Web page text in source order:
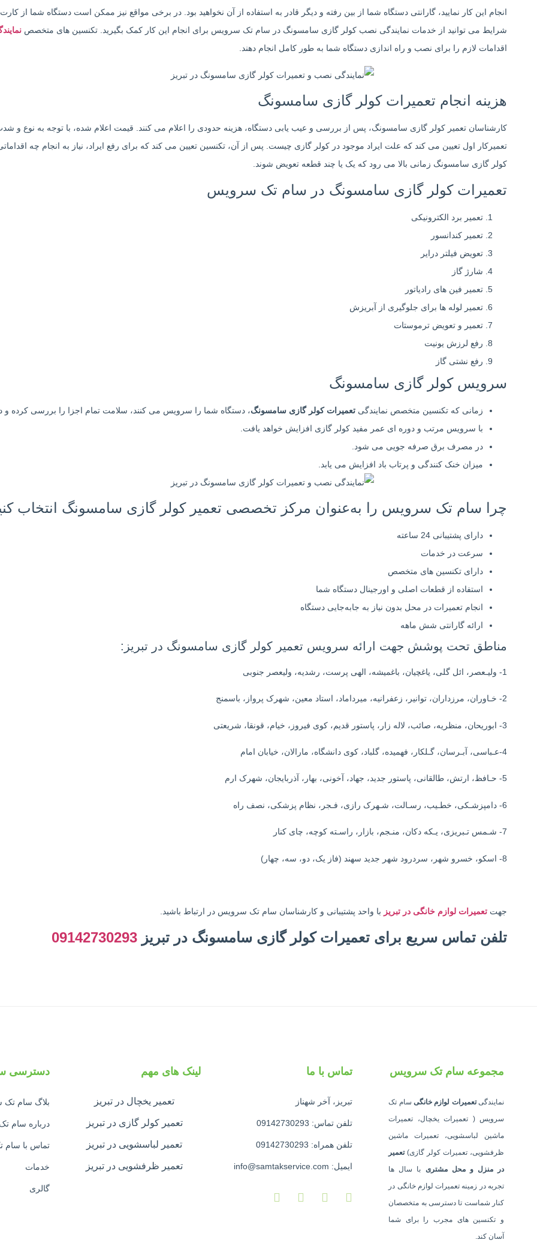
انجام این کار نمایید، گارانتی دستگاه شما از بین رفته و دیگر قادر به استفاده از آن نخواهید بود. در برخی مواقع نیز ممکن است دستگاه شما از کارت
شرایط می توانید از خدمات نمایندگی نصب کولر گازی سامسونگ در سام تک سرویس برای انجام این کار کمک بگیرید. تکنسین های متخصص
اقدامات لازم را برای نصب و راه اندازی دستگاه شما به طور کامل انجام دهند.
هزینه انجام تعمیرات کولر گازی سامسونگ
کارشناسان تعمیر کولر گازی سامسونگ، پس از بررسی و عیب یابی دستگاه، هزینه حدودی را اعلام می کنند. قیمت اعلام شده، با توجه به نوع
تعمیرکار اول تعیین می کند که علت ایراد موجود در کولر گازی چیست. پس از آن، تکنسین تعیین می کند که برای رفع ایراد، نیاز به انجام چه
کولر گازی سامسونگ زمانی بالا می رود که یک یا چند قطعه تعویض شوند.
تعمیرات کولر گازی سامسونگ در سام تک سرویس
تعمیر برد الکترونیکی
تعمیر کندانسور
تعویض فیلتر درایر
شارژ گاز
تعمیر فین های رادیاتور
تعمیر لوله ها برای جلوگیری از آبریزش
تعمیر و تعویض ترموستات
رفع لرزش یونیت
رفع نشتی گاز
سرویس کولر گازی سامسونگ
زمانی که تکنسین متخصص نمایندگی تعمیرات کولر گازی سامسونگ، دستگاه شما را سرویس می کنند، سلامت تمام اجزا را بررسی کرده و در
با سرویس مرتب و دوره ای عمر مفید کولر گازی افزایش خواهد یافت.
در مصرف برق صرفه جویی می شود.
میزان خنک کنندگی و پرتاب باد افزایش می یابد.
چرا سام تک سرویس را به‌عنوان مرکز تخصصی تعمیر کولر گازی سامسونگ انتخاب
دارای پشتیبانی 24 ساعته
سرعت در خدمات
دارای تکنسین های متخصص
استفاده از قطعات اصلی و اورجینال دستگاه شما
انجام تعمیرات در محل بدون نیاز به جابه‌جایی دستگاه
ارائه گارانتی شش ماهه
مناطق تحت پوشش جهت ارائه سرویس تعمیر کولر گازی سامسونگ در تبریز:
1- ولیـعصر، ائل گلی، یاغچیان، باغمیشه، الهی پرست، رشدیه، ولیعصر جنوبی
2- خـاوران، مرزداران، توانیر، زعفرانیه، میرداماد، استاد معین، شهرک پرواز، باسمنج
3- ابوریحان، منظریه، صائب، لاله زار، پاستور قدیم، کوی فیروز، خیام، قونقا، شریعتی
4-عـباسی، آبـرسان، گـلکار، فهمیده، گلباد، کوی دانشگاه، مارالان، خیابان امام
5- حـافظ، ارتش، طالقانی، پاستور جدید، جهاد، آخونی، بهار، آذربایجان، شهرک ارم
6- دامپزشـکی، خطـیب، رسـالت، شـهرک رازی، فـجر، نظام پزشکی، نصف راه
7- شـمس تـبریزی، یـکه دکان، منـجم، بازار، راسـته کوچه، چای کنار
8- اسکو، خسرو شهر، سردرود شهر جدید سهند (فاز یک، دو، سه، چهار)
جهت تعمیرات لوازم خانگی در تبریز با واحد پشتیبانی و کارشناسان سام تک سرویس در ارتباط باشید.
تلفن تماس سریع برای تعمیرات کولر گازی سامسونگ در تبریز 09142730293
مجموعه سام تک سرویس
نمایندگیتعمیرات لوازم خانگی سام تک
سرویس ( تعمیرات یخچال، تعمیرات
ماشین لباسشویی، تعمیرات ماشین
ظرفشویی، تعمیرات کولر گازی)تعمیر
در منزل و محل مشتری با سال ها
تجربه در زمینه تعمیرات لوازم خانگی در
کنار شماست تا دسترسی به متخصصان
و تکنسین های مجرب را برای شما
آسان کند.
تماس با ما
تبریز، آخر شهناز
تلفن تماس: 09142730293
تلفن همراه: 09142730293
ایمیل: info@samtakservice.com
لینک های مهم
تعمیر یخچال در تبریز
تعمیر کولر گازی در تبریز
تعمیر لباسشویی در تبریز
تعمیر ظرفشویی در تبریز
دسترسی
بلاگ سام
درباره سام
تماس با
خدمات
گالری